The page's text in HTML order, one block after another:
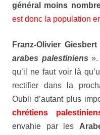
général moins
est donc la population
Franz-Olivier Giesbert
arabes palestiniens ».
qu’il ne faut voir là
rectifier dans la
Oubli d’autant plus
chrétiens
envahie par les